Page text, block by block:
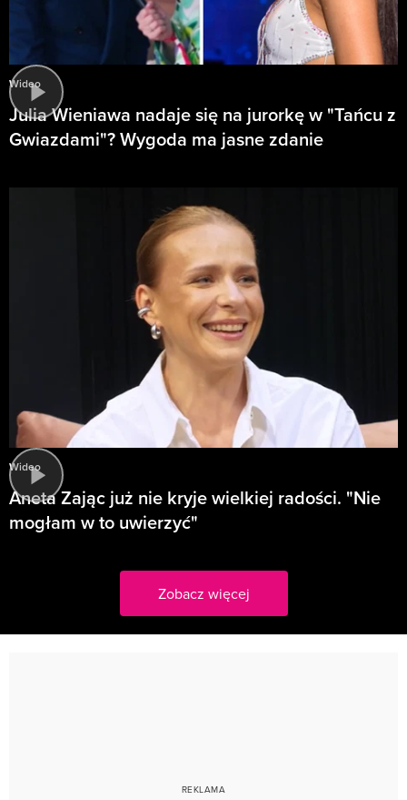
Wideo
Julia Wieniawa nadaje się na jurorkę w "Tańcu z
Gwiazdami"? Wygoda ma jasne zdanie
Wideo
Aneta Zając już nie kryje wielkiej radości. "Nie
mogłam w to uwierzyć"
Zobacz więcej